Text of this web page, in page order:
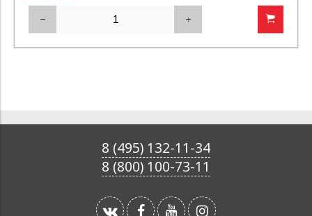
8 (495) 132-11-34
8 (800) 100-73-11